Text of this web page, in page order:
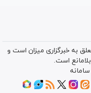
به خبرگزاری میزان است و
است.
سامانه